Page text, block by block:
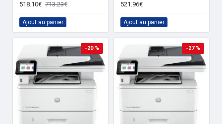
518.10€ 713.23€
Ajout au panier
521.96€
Ajout au panier
-20 % -27 %